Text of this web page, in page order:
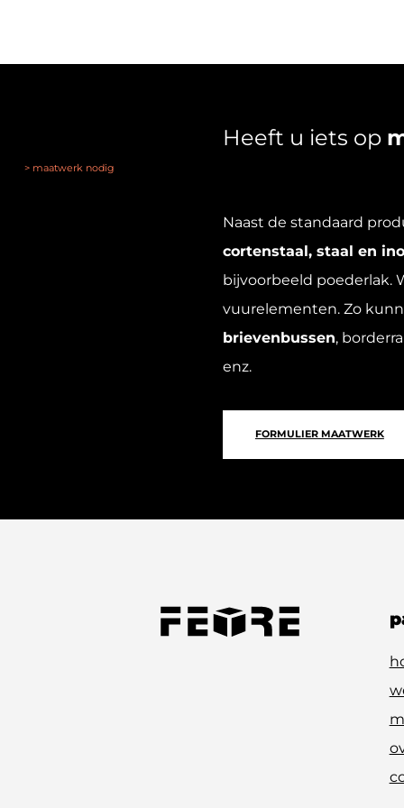
de
> maatwerk nodig
Heeft u iets op
Naast de standaard
cortenstaal, staal en
bijvoorbeeld poederlak.
vuurelementen. Zo
brievenbussen,
enz.
FORMULIER MAATWERK